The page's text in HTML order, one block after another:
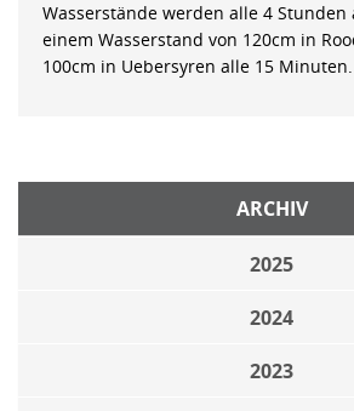
Wasserstände werden alle 4 Stunden
einem Wasserstand von 120cm in
100cm in Uebersyren alle 15 Minuten.
ARCHIV
2025
2024
2023